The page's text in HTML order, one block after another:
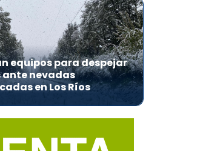
equipos para despejar
ante nevadas
en Los Ríos